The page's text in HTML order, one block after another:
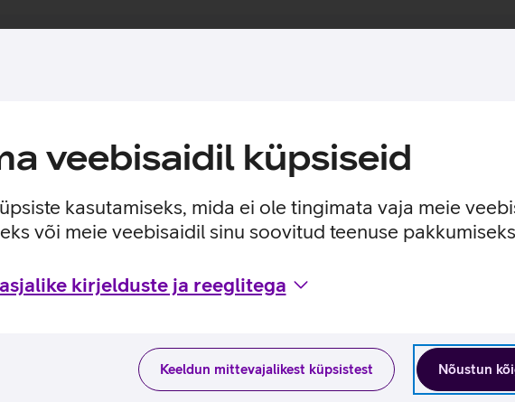
veebisaidil küpsiseid
kasutamiseks, mida ei ole tingimata vaja meie
või meie veebisaidil sinu soovitud teenuse
kirjelduste ja reeglitega
Nõustun
Keeldun mittevajalikest küpsistest
ekraani kriimustuste ja põrutuste eest. Kaitseklaasi mitmekihiline disain
eesmärgiga pikendada seadmete eluiga ja välimust. Karastatud klaas
vastu, ilma et see kahjustaks seadme funktsionaalsust ja välimust.